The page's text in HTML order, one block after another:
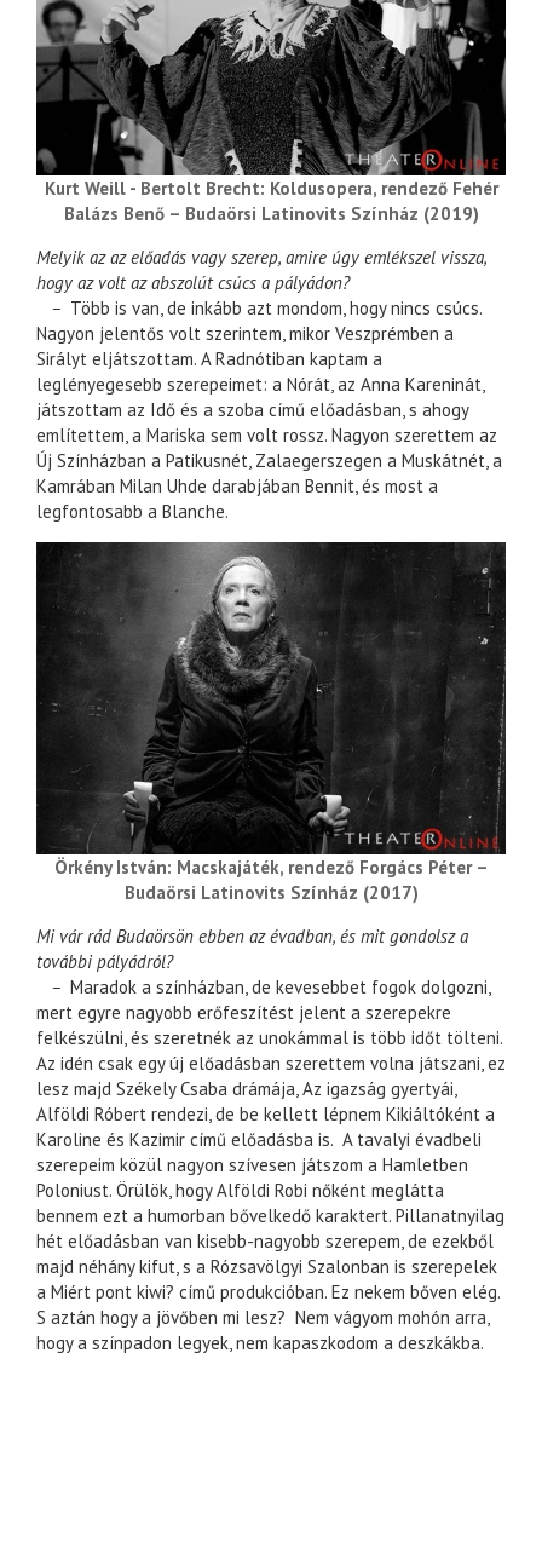
Kurt Weill - Bertolt Brecht: Koldusopera, rendező Fehér
Balázs Benő – Budaörsi Latinovits Színház (2019)
Melyik az az előadás vagy szerep, amire úgy emlékszel vissza,
hogy az volt az abszolút csúcs a pályádon?
– Több is van, de inkább azt mondom, hogy nincs csúcs.
Nagyon jelentős volt szerintem, mikor Veszprémben a
Sirályt eljátszottam. A Radnótiban kaptam a
leglényegesebb szerepeimet: a Nórát, az Anna Kareninát,
játszottam az Idő és a szoba című előadásban, s ahogy
említettem, a Mariska sem volt rossz. Nagyon szerettem az
Új Színházban a Patikusnét, Zalaegerszegen a Muskátnét, a
Kamrában Milan Uhde darabjában Bennit, és most a
legfontosabb a Blanche.
Örkény István: Macskajáték, rendező Forgács Péter –
Budaörsi Latinovits Színház (2017)
Mi vár rád Budaörsön ebben az évadban, és mit gondolsz a
további pályádról?
– Maradok a színházban, de kevesebbet fogok dolgozni,
mert egyre nagyobb erőfeszítést jelent a szerepekre
felkészülni, és szeretnék az unokámmal is több időt tölteni.
Az idén csak egy új előadásban szerettem volna játszani, ez
lesz majd Székely Csaba drámája, Az igazság gyertyái,
Alföldi Róbert rendezi, de be kellett lépnem Kikiáltóként a
Karoline és Kazimir című előadásba is. A tavalyi évadbeli
szerepeim közül nagyon szívesen játszom a Hamletben
Poloniust. Örülök, hogy Alföldi Robi nőként meglátta
bennem ezt a humorban bővelkedő karaktert. Pillanatnyilag
hét előadásban van kisebb-nagyobb szerepem, de ezekből
majd néhány kifut, s a Rózsavölgyi Szalonban is szerepelek
a Miért pont kiwi? című produkcióban. Ez nekem bőven elég.
S aztán hogy a jövőben mi lesz? Nem vágyom mohón arra,
hogy a színpadon legyek, nem kapaszkodom a deszkákba.